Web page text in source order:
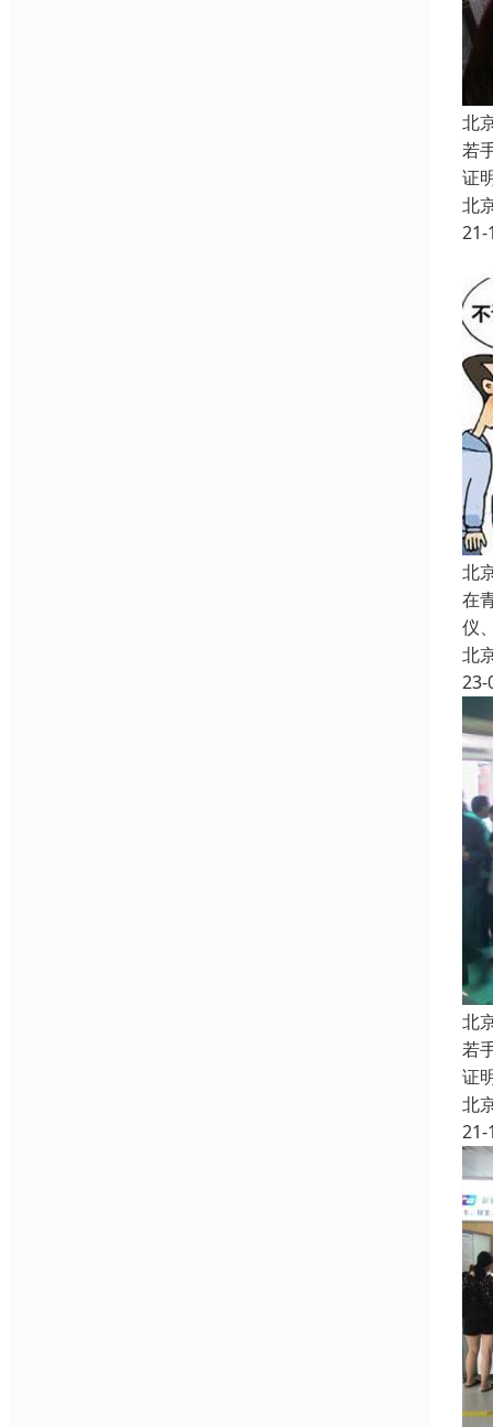
北
若
证
北
21-
北
在
仪
北
23-
北
若
证
北
21-